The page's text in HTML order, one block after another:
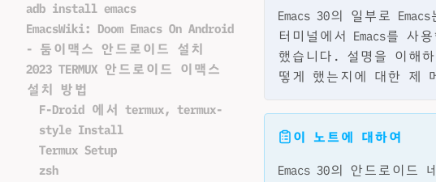
adb install emacs
EmacsWiki: Doom Emacs On Android
- 둠이맥스 안드로이드 설치
2023 TERMUX 안드로이드 이맥스
설치 방법
F-Droid 에서 termux, termux-
style Install
Termux Setup
zsh
Emacs 30의 일부로
터미널에서 Emacs를
했습니다. 설명을 이해
떻게 했는지에 대한 제
이 노트에 대하여
Emacs 30의 안드로이드